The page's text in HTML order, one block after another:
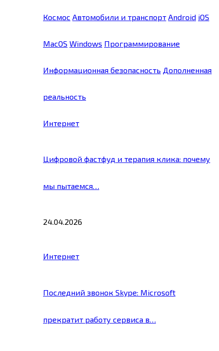
Космос Автомобили и транспорт Android iOS
MacOS Windows Программирование
Информационная безопасность Дополненная
реальность
Интернет
Цифровой фастфуд и терапия клика: почему
мы пытаемся…
24.04.2026
Интернет
Последний звонок Skype: Microsoft
прекратит работу сервиса в…